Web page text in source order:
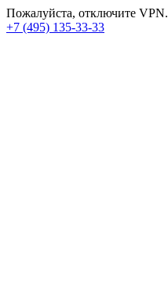
Пожалуйста, отключите VPN.
+7 (495) 135-33-33